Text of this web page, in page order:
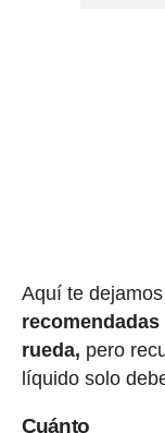
Aquí te
rueda, pero
líquido solo
Cuánto